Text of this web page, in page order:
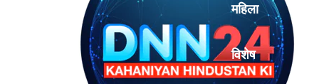
महिला
विशेष